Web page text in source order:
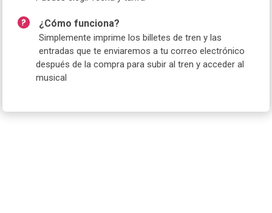
¿Cómo funciona?
Simplemente imprime los billetes de tren y las
entradas que te enviaremos a tu correo electrónico
después de la compra para subir al tren y acceder al
musical